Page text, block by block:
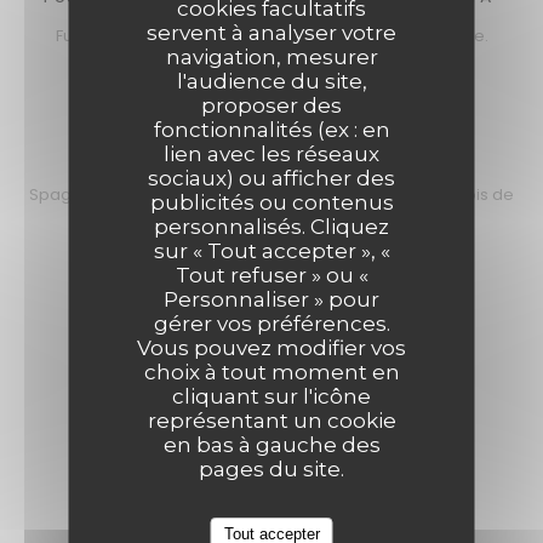
cookies facultatifs
servent à analyser votre
navigation, mesurer
l'audience du site,
proposer des
fonctionnalités (ex : en
lien avec les réseaux
sociaux) ou afficher des
publicités ou contenus
personnalisés. Cliquez
sur « Tout accepter », «
Tout refuser » ou «
Personnaliser » pour
gérer vos préférences.
Vous pouvez modifier vos
choix à tout moment en
cliquant sur l'icône
représentant un cookie
en bas à gauche des
pages du site.
Tout accepter
Fusilli à la crème de courgette, menthe et ricotta salée.
16,90 EUR
SPAGHETTI CON ALICI E LIMONE
Spaghetti accompagné d'une délicieuse sauce d'anchois de
Sicile, citron jaune et chapelure torréfiée.
18,90 EUR
SECONDI
SALTIMBOCCA ALLA ROMANA